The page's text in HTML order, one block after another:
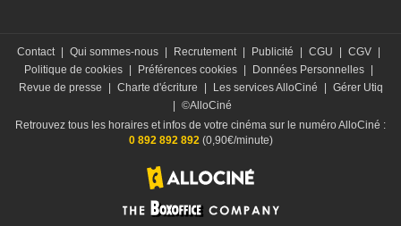
Contact Qui sommes-nous Recrutement Publicité CGU CGV
Politique de cookies
Préférences cookies Données Personnelles
Revue de presse
Charte d'écriture Les services AlloCiné
Gérer Utiq
©AlloCiné
Retrouvez tous les horaires et infos de votre cinéma sur le numéro AlloCiné :
0 892 892 892(0,90€/minute)